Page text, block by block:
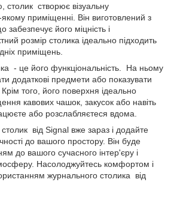
створює візуальну
якому приміщенні. Він виготовлений з
забезпечує його міцність і
розмір столика ідеально підходить
приміщень.
- це його функціональність. На ньому
додаткові предмети або показувати
того, його поверхня ідеально
кавових чашок, закусок або навіть
або розслабляєтеся вдома.
від Signal вже зараз і додайте
до вашого простору. Він буде
до вашого сучасного інтер'єру і
Насолоджуйтесь комфортом і
журнального столика від